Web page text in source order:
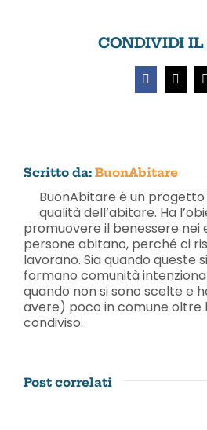
CONDIVIDI
Facebook
X
Scritto da: BuonAbitare
BuonAbitare è un
qualità dell’abitare. Ha
promuovere il benessere nei
persone abitano, perché ci
lavorano. Sia quando queste
formano comunità
quando non si sono scelte e
avere) poco in comune oltre
condiviso.
Post correlati